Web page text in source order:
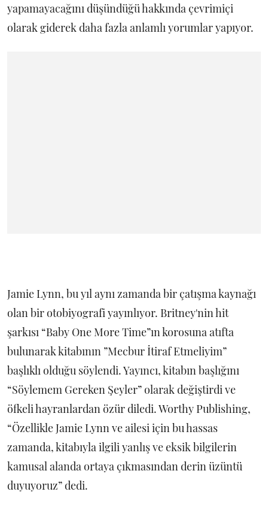
yapamayacağını düşündüğü hakkında çevrimiçi
olarak giderek daha fazla anlamlı yorumlar yapıyor.
Jamie Lynn, bu yıl aynı zamanda bir çatışma kaynağı
olan bir otobiyografi yayınlıyor. Britney'nin hit
şarkısı “Baby One More Time”ın korosuna atıfta
bulunarak kitabının ”Mecbur İtiraf Etmeliyim”
başlıklı olduğu söylendi. Yayıncı, kitabın başlığını
“Söylemem Gereken Şeyler” olarak değiştirdi ve
öfkeli hayranlardan özür diledi. Worthy Publishing,
“Özellikle Jamie Lynn ve ailesi için bu hassas
zamanda, kitabıyla ilgili yanlış ve eksik bilgilerin
kamusal alanda ortaya çıkmasından derin üzüntü
duyuyoruz” dedi.